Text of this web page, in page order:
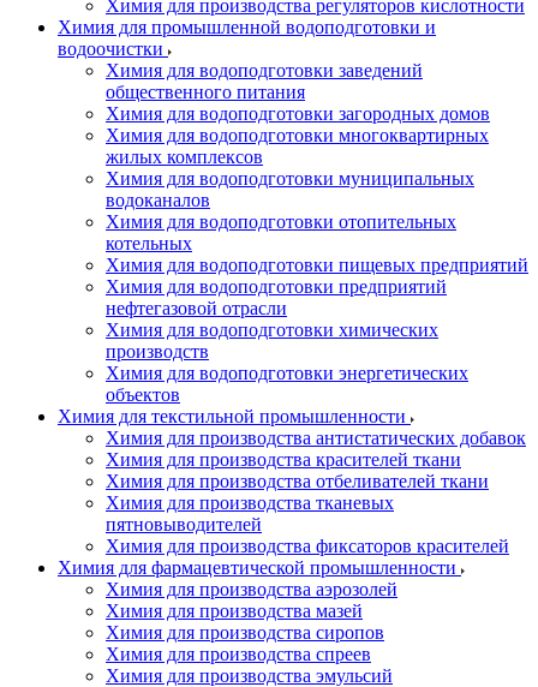
Химия для производства регуляторов кислотности
Химия для промышленной водоподготовки и
водоочистки
Химия для водоподготовки заведений
общественного питания
Химия для водоподготовки загородных домов
Химия для водоподготовки многоквартирных
жилых комплексов
Химия для водоподготовки муниципальных
водоканалов
Химия для водоподготовки отопительных
котельных
Химия для водоподготовки пищевых предприятий
Химия для водоподготовки предприятий
нефтегазовой отрасли
Химия для водоподготовки химических
производств
Химия для водоподготовки энергетических
объектов
Химия для текстильной промышленности
Химия для производства антистатических добавок
Химия для производства красителей ткани
Химия для производства отбеливателей ткани
Химия для производства тканевых
пятновыводителей
Химия для производства фиксаторов красителей
Химия для фармацевтической промышленности
Химия для производства аэрозолей
Химия для производства мазей
Химия для производства сиропов
Химия для производства спреев
Химия для производства эмульсий